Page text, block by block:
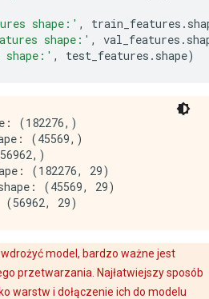
shape:' , train_features .
shape:' , val_features .
, test_features . shape)
(182276,)
(45569,)
(182276, 29)
(45569, 29)
model, bardzo ważne jest
przetwarzania. Najłatwiejszy sposób
warstw i dołączenie ich do modelu